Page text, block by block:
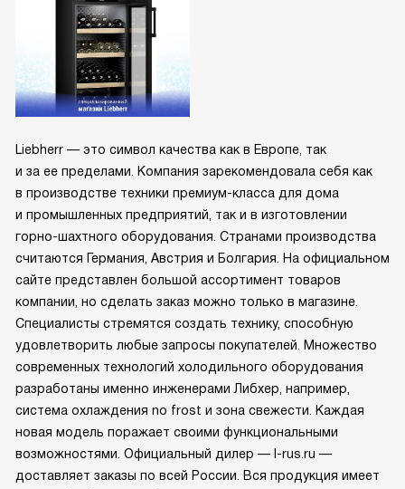
Liebherr — это символ качества как в Европе, так
и за ее пределами. Компания зарекомендовала себя как
в производстве техники премиум-класса для дома
и промышленных предприятий, так и в изготовлении
горно-шахтного оборудования. Странами производства
считаются Германия, Австрия и Болгария. На официальном
сайте представлен большой ассортимент товаров
компании, но сделать заказ можно только в магазине.
Специалисты стремятся создать технику, способную
удовлетворить любые запросы покупателей. Множество
современных технологий холодильного оборудования
разработаны именно инженерами Либхер, например,
система охлаждения no frost и зона свежести. Каждая
новая модель поражает своими функциональными
возможностями. Официальный дилер — l-rus.ru —
доставляет заказы по всей России. Вся продукция имеет